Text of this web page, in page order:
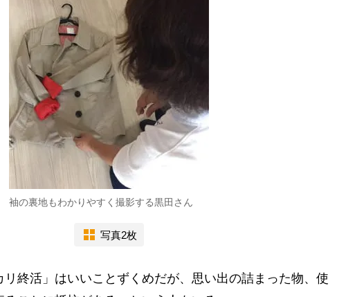
袖の裏地もわかりやすく撮影する黒田さん
写真2枚
終活」はいいことずくめだが、思い出の詰まった物、使